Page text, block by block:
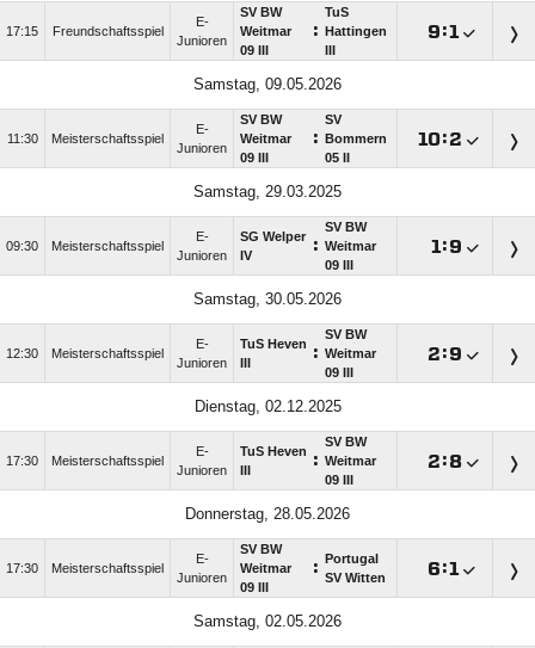
17:15 Freundschaftsspiel
E-
Junioren
SV BW
Weitmar
09 III
:
TuS
Hattingen
:
Samstag, 09.05.2026
11:30 Meisterschaftsspiel
E-
Junioren
SV BW
Weitmar
09 III
:
SV
Bommern
05 II
:
Samstag, 29.03.2025
09:30 Meisterschaftsspiel
E-
Junioren
SG Welper
IV
:
SV BW
Weitmar
09 III
:
Samstag, 30.05.2026
12:30 Meisterschaftsspiel
E-
Junioren
TuS Heven :
SV BW
Weitmar
09 III
:
Dienstag, 02.12.2025
17:30 Meisterschaftsspiel
E-
Junioren
TuS Heven :
SV BW
Weitmar
09 III
:
Donnerstag, 28.05.2026
17:30 Meisterschaftsspiel
E-
Junioren
SV BW
Weitmar
09 III
:
Portugal
SV Witten
:
Samstag, 02.05.2026